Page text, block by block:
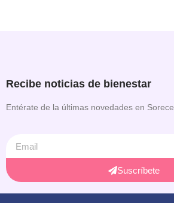
Recibe noticias de bienestar
Entérate de la últimas novedades en Sorece
Suscríbete